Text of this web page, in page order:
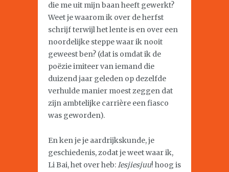
die me uit mijn baan heeft gewerkt?
Weet je waarom ik over de herfst
schrijf terwijl het lente is en over een
noordelijke steppe waar ik nooit
geweest ben? (dat is omdat ik de
poëzie imiteer van iemand die
duizend jaar geleden op dezelfde
verhulde manier moest zeggen dat
zijn ambtelijke carrière een fiasco
was geworden).
En ken je je aardrijkskunde, je
geschiedenis, zodat je weet waar ik,
Li Bai, het over heb:Iesjiesjuu! hoog is